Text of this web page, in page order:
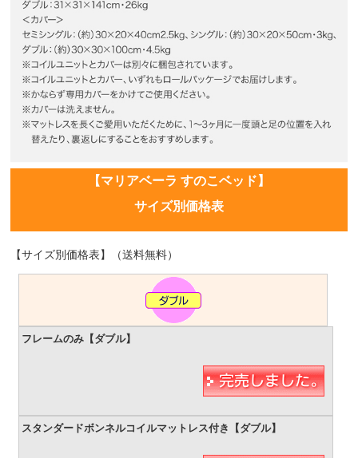
【マリアベーラ すのこベッド】
サイズ別価格表
【サイズ別価格表】（送料無料）